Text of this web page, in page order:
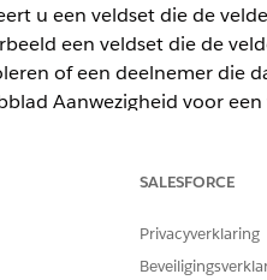
u een veldset die de
een veldset die de
of een deelnemer die
Aanwezigheid voor
SALESFORCE
Privacyverklaring